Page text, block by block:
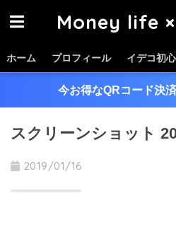
Money life
ホーム プロフィール イデコ初
今お得なQRコード決
スクリーンショット
2019/01/16